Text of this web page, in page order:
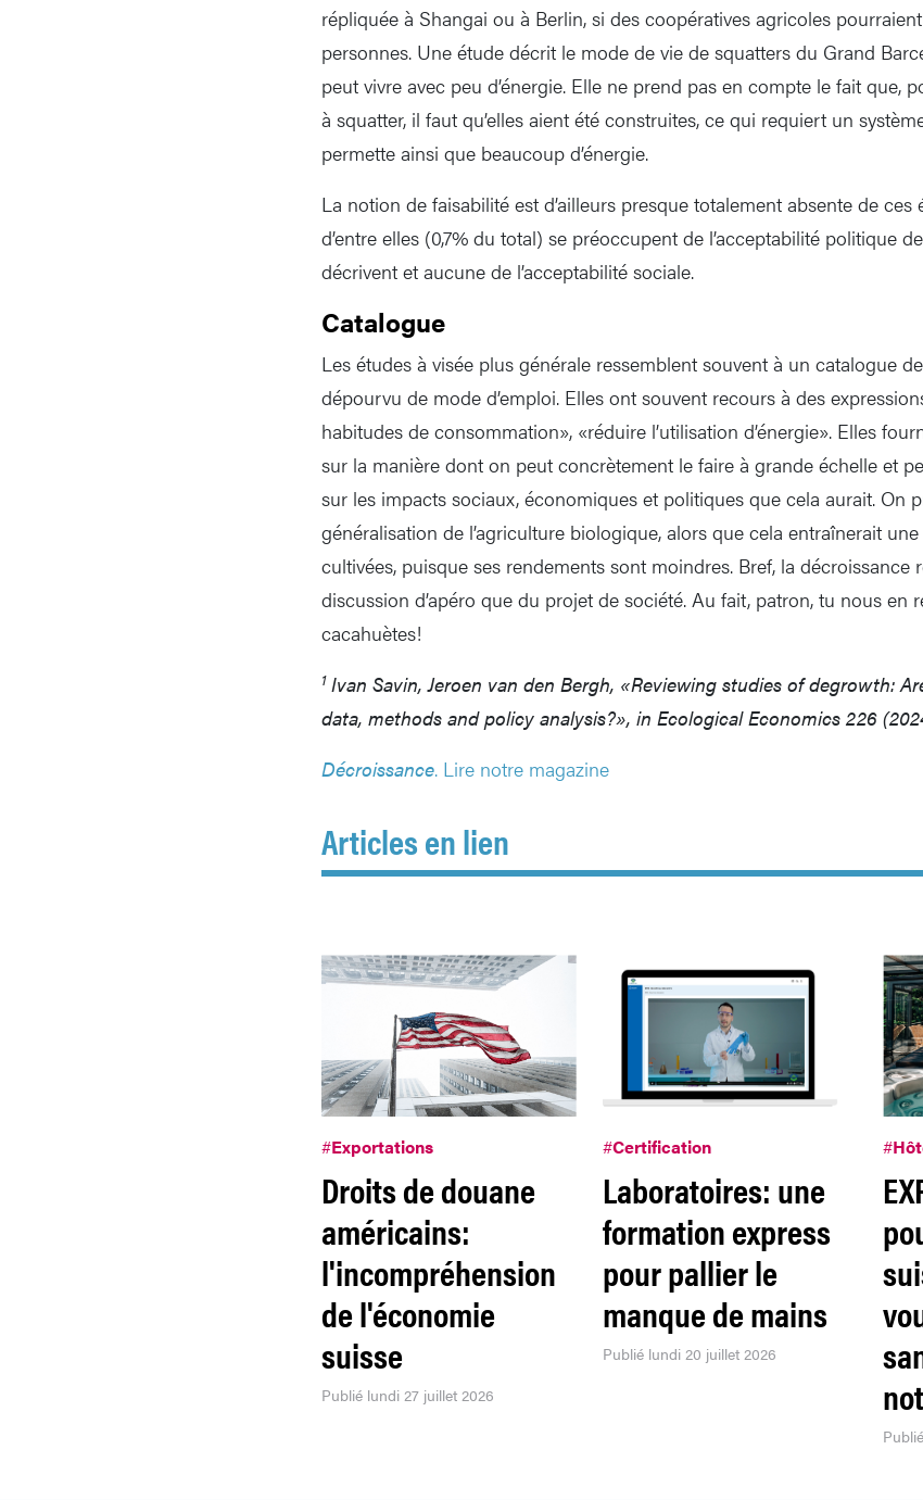
répliquée à Shangai ou à Berlin, si des coopératives agricoles
personnes. Une étude décrit le mode de vie de squatters du Grand
peut vivre avec peu d’énergie. Elle ne prend pas en compte le fait que,
à squatter, il faut qu’elles aient été construites, ce qui requiert un
permette ainsi que beaucoup d’énergie.
La notion de faisabilité est d’ailleurs presque totalement absente de ces
d’entre elles (0,7% du total) se préoccupent de l’acceptabilité politique
décrivent et aucune de l’acceptabilité sociale.
Catalogue
Les études à visée plus générale ressemblent souvent à un catalogue
dépourvu de mode d’emploi. Elles ont souvent recours à des
habitudes de consommation», «réduire l’utilisation d’énergie». Elles
sur la manière dont on peut concrètement le faire à grande échelle et
sur les impacts sociaux, économiques et politiques que cela aurait. On
généralisation de l’agriculture biologique, alors que cela entraînerait
cultivées, puisque ses rendements sont moindres. Bref, la décroissance
discussion d’apéro que du projet de société. Au fait, patron, tu nous en
cacahuètes!
1 Ivan Savin, Jeroen van den Bergh, «Reviewing studies of degrowth:
data, methods and policy analysis?», in Ecological Economics 226
Décroissance. Lire notre magazine
Articles en lien
#Exportations
Droits de douane
américains:
l'incompréhension
de l'économie
suisse
Publié lundi 27 juillet 2026
#Certification
Laboratoires: une
formation express
pour pallier le
manque de mains
Publié lundi 20 juillet 2026
#